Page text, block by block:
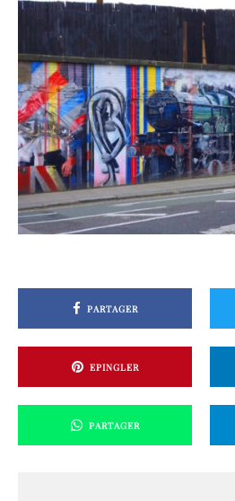
PARTAGER
EPINGLER
PARTAGER